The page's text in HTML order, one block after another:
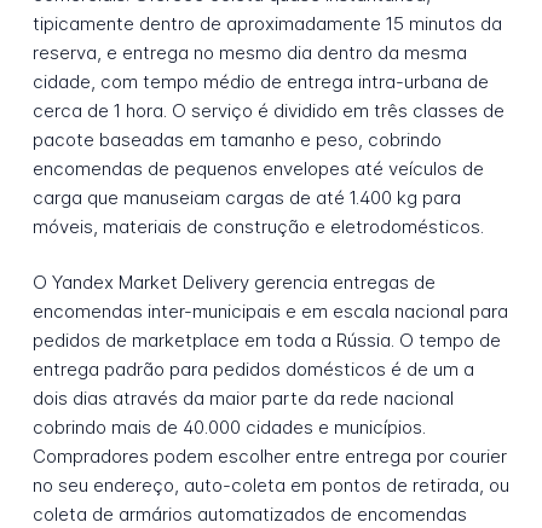
tipicamente dentro de aproximadamente 15 minutos da
reserva, e entrega no mesmo dia dentro da mesma
cidade, com tempo médio de entrega intra-urbana de
cerca de 1 hora. O serviço é dividido em três classes de
pacote baseadas em tamanho e peso, cobrindo
encomendas de pequenos envelopes até veículos de
carga que manuseiam cargas de até 1.400 kg para
móveis, materiais de construção e eletrodomésticos.
O Yandex Market Delivery gerencia entregas de
encomendas inter-municipais e em escala nacional para
pedidos de marketplace em toda a Rússia. O tempo de
entrega padrão para pedidos domésticos é de um a
dois dias através da maior parte da rede nacional
cobrindo mais de 40.000 cidades e municípios.
Compradores podem escolher entre entrega por courier
no seu endereço, auto-coleta em pontos de retirada, ou
coleta de armários automatizados de encomendas